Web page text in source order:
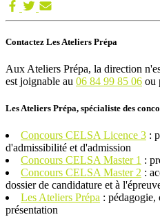
Contactez Les Ateliers Prépa
Aux Ateliers Prépa, la direction
est joignable au 06 84 99 85 06 ou
Les Ateliers Prépa, spécialiste des
Concours CELSA Licence 3 :
d'admissibilité et d'admission
Concours CELSA Master 1 :
Concours CELSA Master 2 :
dossier de candidature et à
Les Ateliers Prépa :
présentation